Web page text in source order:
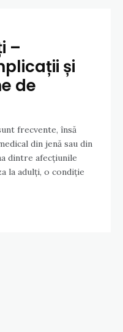
–
și
de
frecvente, însă
din jenă sau din
dintre afecțiunile
la adulți, o condiție